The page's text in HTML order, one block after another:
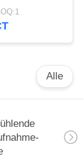
Datenbank
Alle